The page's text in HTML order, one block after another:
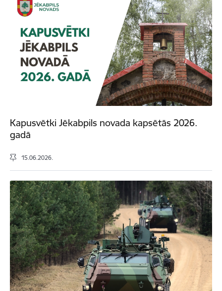
Kapusvētki Jēkabpils novada kapsētās 2026.
gadā
15.06.2026.